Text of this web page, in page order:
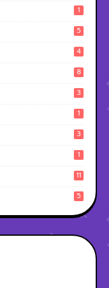
1
5
4
8
3
1
3
1
11
5